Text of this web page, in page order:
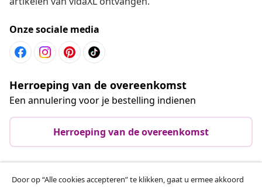
Onze sociale media
Herroeping van de overeenkomst
Een annulering voor je bestelling indienen
Herroeping van de overeenkomst
Klantenservice
Door op “Alle cookies accepteren” te klikken, gaat u ermee akkoord